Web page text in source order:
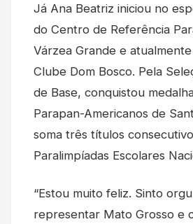
Já Ana Beatriz iniciou no
do Centro de Referência
Várzea Grande e
Clube Dom Bosco. Pela
de Base, conquistou
Parapan-Americanos de
soma três títulos
Paralimpíadas Escolares
“Estou muito feliz. Sinto
representar Mato Grosso e